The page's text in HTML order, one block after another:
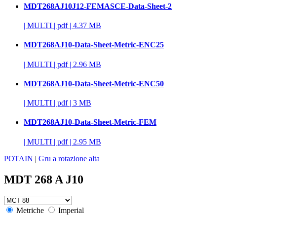
MDT268AJ10J12-FEMASCE-Data-Sheet-2
| MULTI | pdf | 4.37 MB
MDT268AJ10-Data-Sheet-Metric-ENC25
| MULTI | pdf | 2.96 MB
MDT268AJ10-Data-Sheet-Metric-ENC50
| MULTI | pdf | 3 MB
MDT268AJ10-Data-Sheet-Metric-FEM
| MULTI | pdf | 2.95 MB
POTAIN | Gru a rotazione alta
MDT 268 A J10
Metriche Imperial